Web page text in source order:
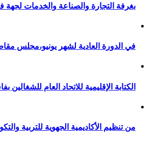
بغرفة التجارة والصناعة والخدمات
في الدورة العادية لشهر يونيو،مجلس
الكتابة الإقليمية للاتحاد العام
من تنظيم الأكاديمية الجهوية للتربية